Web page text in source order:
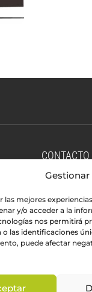
las mejores
y/o acceder a la
nos permitirá
o las identificaciones
puede afectar
CONTACTO

 605